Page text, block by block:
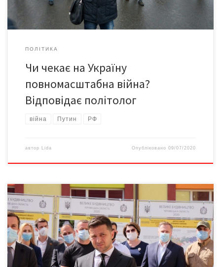
ПОЛІТИКА
Чи чекає на Україну
повномасштабна війна?
Відповідає політолог
війна Путин РФ
автор Lida Опубліковано09/07/2020
Під час візиту до Чернівецької області президента
Володимира Зеленського йому показали нововідкритий
обласний перинатальний центр, де вже навіть встигла
народитися перша дитина, і новозбудовану школу в Рідківцях
на Новоселиччині. Фото Андрія Романцова Глава держави
запевнив, що усі постраждалі від повені населені пункти